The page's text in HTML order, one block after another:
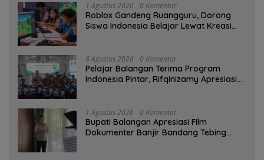
1 Agustus 2026 0 Komentar
Roblox Gandeng Ruangguru, Dorong
Siswa Indonesia Belajar Lewat Kreasi
6 Agustus 2026 0 Komentar
Pelajar Balangan Terima Program
Indonesia Pintar, Rifqinizamy Apresiasi
1 Agustus 2026 0 Komentar
Bupati Balangan Apresiasi Film
Dokumenter Banjir Bandang Tebing